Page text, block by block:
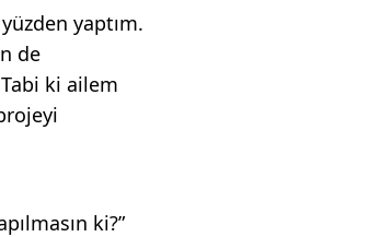
yaptım.
de
ki ailem
ki?”